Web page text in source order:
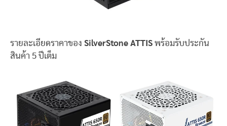
รายละเอียดราคาของ SilverStone ATTIS พร้อมรับประกัน
สินค้า 5 ปีเต็ม